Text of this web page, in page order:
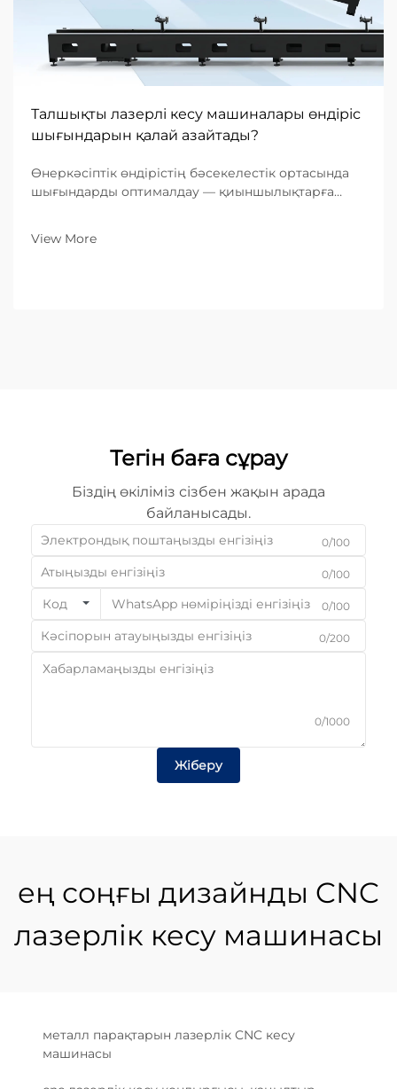
Талшықты лазерлі кесу машиналары өндіріс
шығындарын қалай азайтады?
Өнеркәсіптік өндірістің бәсекелестік ортасында
шығындарды оптималдау — қиыншылықтарға
табылады. Металл өңдеуге маманданған B2B
View More
Тегін баға сұрау
Біздің өкіліміз сізбен жақын арада
байланысады.
0/100
0/100
Код 0/100
0/200
0/1000
Жіберу
ең соңғы дизайнды CNC
лазерлік кесу машинасы
металл парақтарын лазерлік CNC кесу
машинасы